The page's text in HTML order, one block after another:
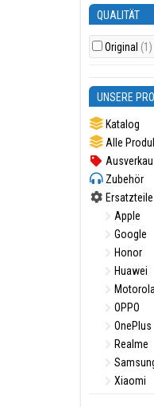
QUALITÄT
Original (1)
UNSERE
Katalog
Alle
Zubehör
Ersatzteile
Apple
Google
Honor
Huawei
Motorola
OPPO
OnePlus
Realme
Xiaomi